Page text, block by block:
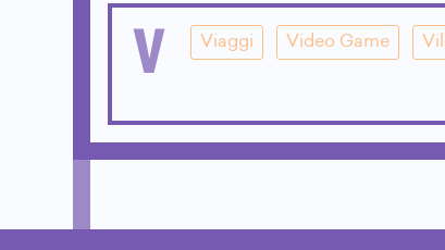
V Viaggi Video Game